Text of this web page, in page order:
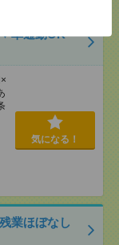
▼車通勤OK＊
気になる！
業ほぼなし